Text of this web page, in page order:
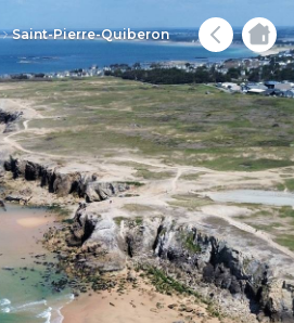
Saint-Pierre-Quiberon